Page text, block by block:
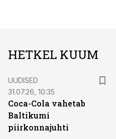
HETKEL KUUM
UUDISED
31.07.26, 10:35
Coca-Cola vahetab
Baltikumi
piirkonnajuhti